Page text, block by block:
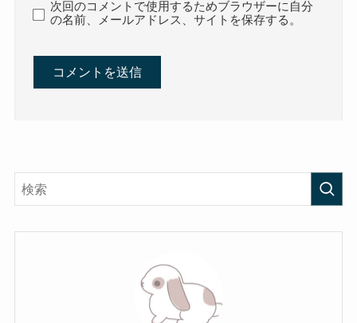
次回のコメントで使用するためブラウザーに自分
の名前、メールアドレス、サイトを保存する。